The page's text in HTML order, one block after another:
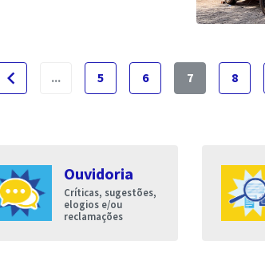
navigate_before ... 5 6 7 8
Ouvidoria
Críticas, sugestões,
elogios e/ou
reclamações